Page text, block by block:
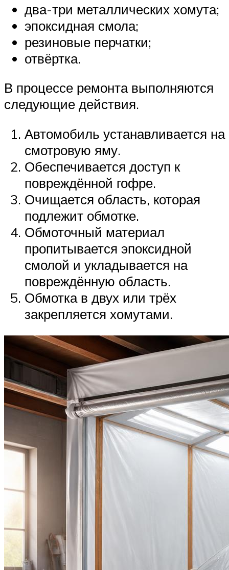
два-три металлических хомута;
эпоксидная смола;
резиновые перчатки;
отвёртка.
В процессе ремонта выполняются
следующие действия.
Автомобиль устанавливается на
смотровую яму.
Обеспечивается доступ к
повреждённой гофре.
Очищается область, которая
подлежит обмотке.
Обмоточный материал
пропитывается эпоксидной
смолой и укладывается на
повреждённую область.
Обмотка в двух или трёх
закрепляется хомутами.